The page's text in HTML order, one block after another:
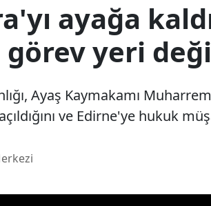
ayağa
görev yeri
Ayaş Kaymakamı
ve Edirne'ye hukuk